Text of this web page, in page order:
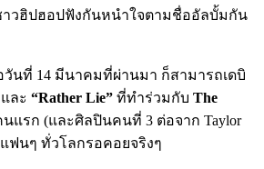
ชาวฮิปฮอปฟังกันหนำใจตามชื่ออัลบั้มกัน
วันที่ 14 มีนาคมที่ผ่านมา ก็สามารถเดบิ
ละ “Rather Lie” ที่ทำร่วมกับ The
นแรก (และศิลปินคนที่ 3 ต่อจาก Taylor
แฟนๆ ทั่วโลกรอคอยจริงๆ